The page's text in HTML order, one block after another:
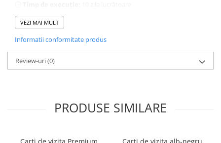
Fii memorabil la fiecare eveniment – alege șnururi personalizate
care comunică eleganță și profesionalism.
VEZI MAI MULT
Informatii conformitate produs
Review-uri(0)
PRODUSE SIMILARE